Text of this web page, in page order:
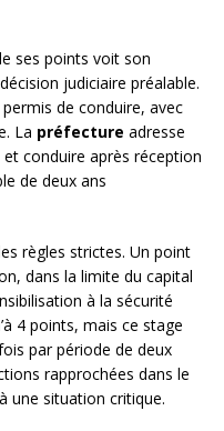
ses points voit son
judiciaire préalable.
de conduire, avec
La préfecture adresse
conduire après réception
de deux ans
règles strictes. Un point
dans la limite du capital
à la sécurité
4 points, mais ce stage
par période de deux
rapprochées dans le
une situation critique.